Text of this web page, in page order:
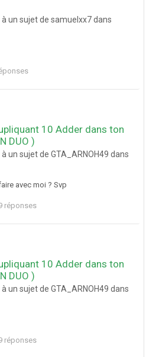
un sujet de samuelxx7 dans
10 Adder dans ton
DUO )
un sujet de GTA_ARNOH49 dans
avec moi ? Svp
réponses
10 Adder dans ton
DUO )
un sujet de GTA_ARNOH49 dans
réponses